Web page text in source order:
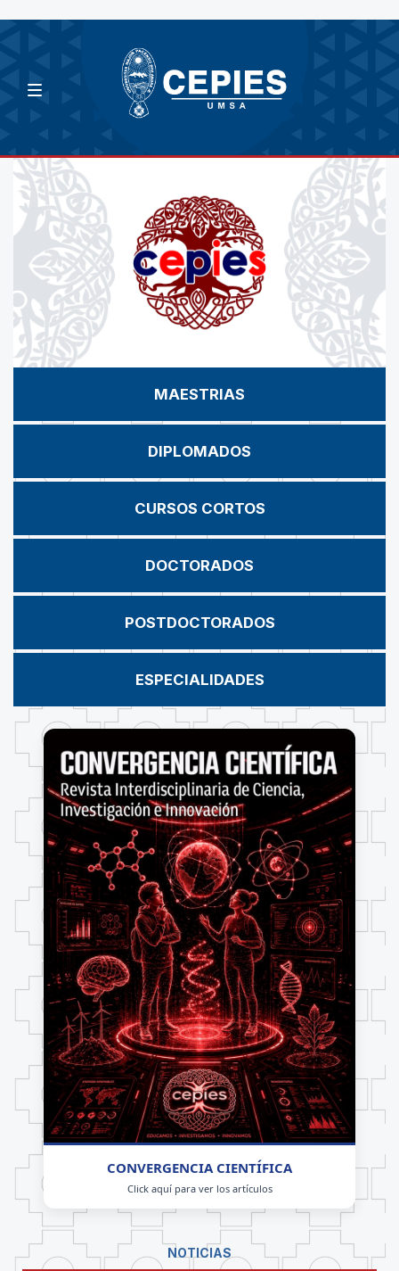
MAESTRIAS
DIPLOMADOS
CURSOS CORTOS
DOCTORADOS
POSTDOCTORADOS
ESPECIALIDADES
CONVERGENCIA CIENTÍFICA
Click aquí para ver los artículos
NOTICIAS